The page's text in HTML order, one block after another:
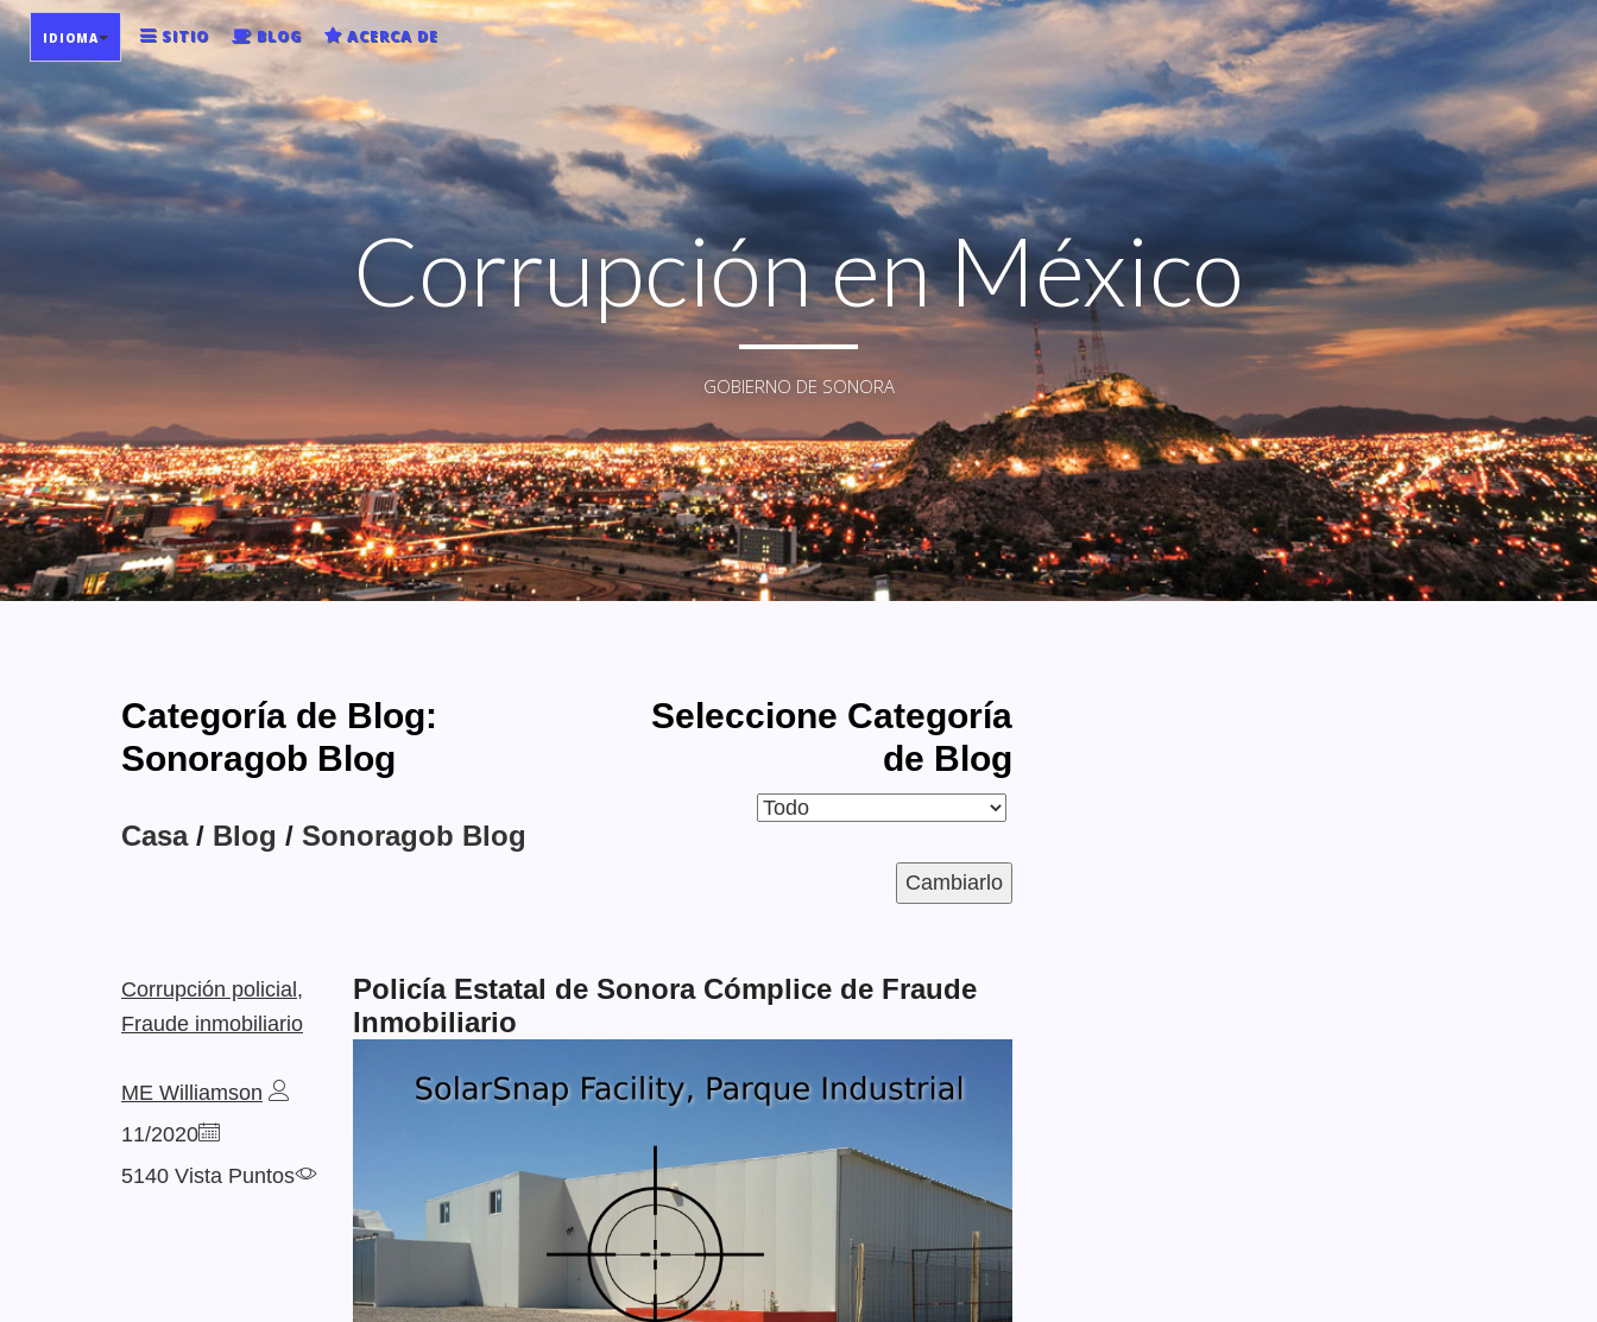
IDIOMA SITIO BLOG ACERCA DE
Corrupción en México
GOBIERNO DE SONORA
Categoría de Blog:
Sonoragob Blog
Seleccione Categoría
de Blog
Casa/ Blog / Sonoragob Blog
Corrupción policial,
Fraude inmobiliario
ME Williamson
11/2020
5140 Vista Puntos
Policía Estatal de Sonora Cómplice de Fraude
Inmobiliario